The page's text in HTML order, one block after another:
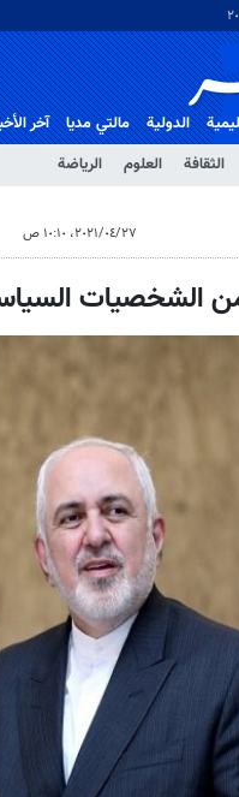
الثقافة العلوم الرياضة
الدولية مالتي مدیا آخر
٢٧‏/٠٤‏/٢٠٢١، ١٠:١٠ ص
الشخصيات